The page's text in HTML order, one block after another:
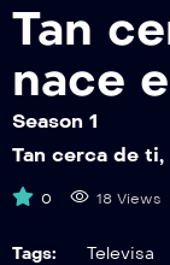
Tan
nace
Season 1
Tan cerca de
0 18 Views
Tags: Televisa